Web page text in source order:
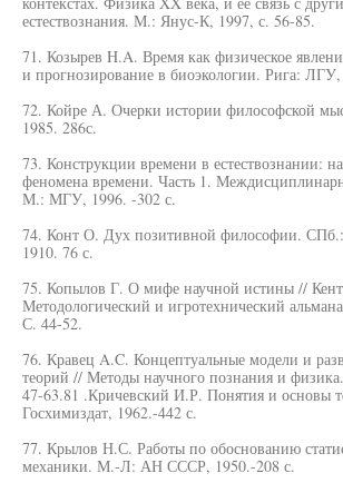
естествознания. М.: Янус-К, 1997, с. 56-85.
71. Козырев H.A. Время как физическое
и прогнозирование в биоэкологии. Рига:
72. Койре А. Очерки истории философской
1985. 286с.
73. Конструкции времени в естествознании:
феномена времени. Часть 1.
М.: МГУ, 1996. -302 с.
74. Конт О. Дух позитивной философии.
1910. 76 с.
75. Копылов Г. О мифе научной истины //
Методологический и игротехнический
С. 44-52.
76. Кравец A.C. Концептуальные модели и
теорий // Методы научного познания и
47-63.81 .Кричевский И.Р. Понятия и основы
Госхимиздат, 1962.-442 с.
77. Крылов Н.С. Работы по обоснованию
механики. М.-Л: АН СССР, 1950.-208 с.